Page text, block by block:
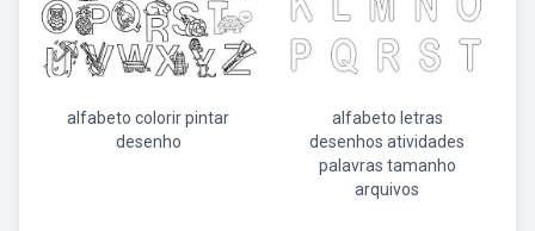
alfabeto colorir pintar
desenho
alfabeto letras
desenhos atividades
palavras tamanho
arquivos